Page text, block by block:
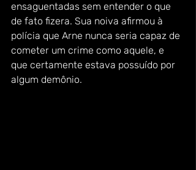
ensaguentadas sem entender o que
de fato fizera. Sua noiva afirmou à
polícia que Arne nunca seria capaz de
cometer um crime como aquele, e
que certamente estava possuído por
algum demônio.